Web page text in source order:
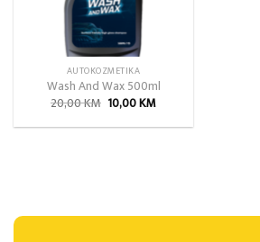
AUTOKOZMETIKA
Wash And Wax 500ml
20,00KM Izvorna
cijena
bila
10,00KMTrenutna
je: